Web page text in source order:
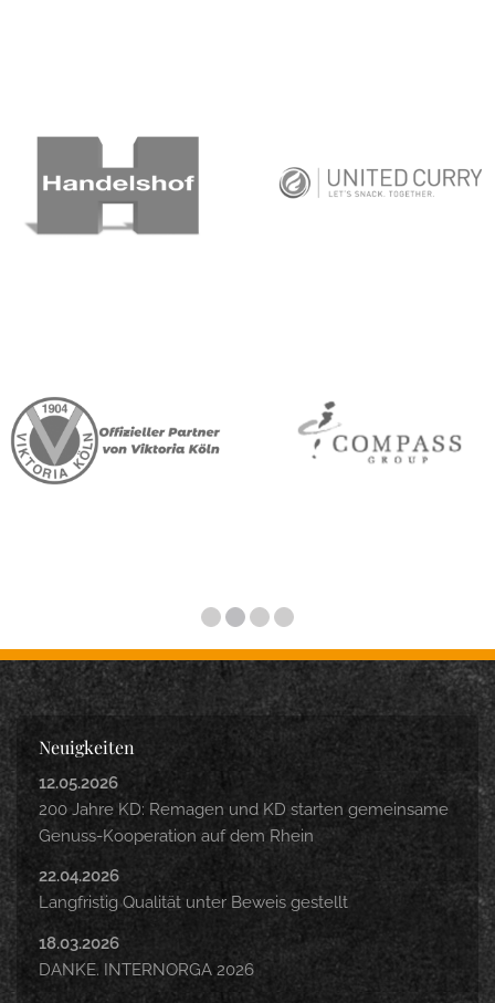
Neuigkeiten
12.05.2026
200 Jahre KD: Remagen und KD starten gemeinsame
Genuss-Kooperation auf dem Rhein
22.04.2026
Langfristig Qualität unter Beweis gestellt
18.03.2026
DANKE. INTERNORGA 2026